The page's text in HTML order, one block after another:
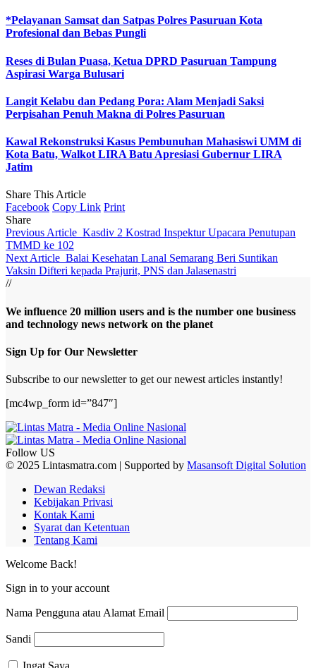
*Pelayanan Samsat dan Satpas Polres Pasuruan Kota
Profesional dan Bebas Pungli
Reses di Bulan Puasa, Ketua DPRD Pasuruan Tampung
Aspirasi Warga Bulusari
Langit Kelabu dan Pedang Pora: Alam Menjadi Saksi
Perpisahan Penuh Makna di Polres Pasuruan
Kawal Rekonstruksi Kasus Pembunuhan Mahasiswi UMM di
Kota Batu, Walkot LIRA Batu Apresiasi Gubernur LIRA
Jatim
Share This Article
Facebook Copy Link Print
Share
Previous Article Kasdiv 2 Kostrad Inspektur Upacara Penutupan
TMMD ke 102
Next Article Balai Kesehatan Lanal Semarang Beri Suntikan
Vaksin Difteri kepada Prajurit, PNS dan Jalasenastri
//
We influence 20 million users and is the number one business
and technology news network on the planet
Sign Up for Our Newsletter
Subscribe to our newsletter to get our newest articles instantly!
[mc4wp_form id=”847″]
Follow US
© 2025 Lintasmatra.com | Supported by Masansoft Digital Solution
Dewan Redaksi
Kebijakan Privasi
Kontak Kami
Syarat dan Ketentuan
Tentang Kami
Welcome Back!
Sign in to your account
Nama Pengguna atau Alamat Email
Sandi